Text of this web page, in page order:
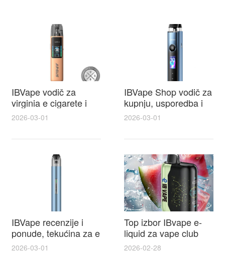
IBVape vodič za
virginia e cigarete i
praktične recenzije
kupnje
2026-03-01
IBVape Shop vodič za
kupnju, usporedba i
savjeti oko e cigareta
ponudu
2026-03-01
IBVape recenzije i
ponude, tekućina za e
cigarete koju vrijedi
2026-03-01
Top izbor IBvape e-
liquid za vape club
članove i ekskluzivne
2026-02-28